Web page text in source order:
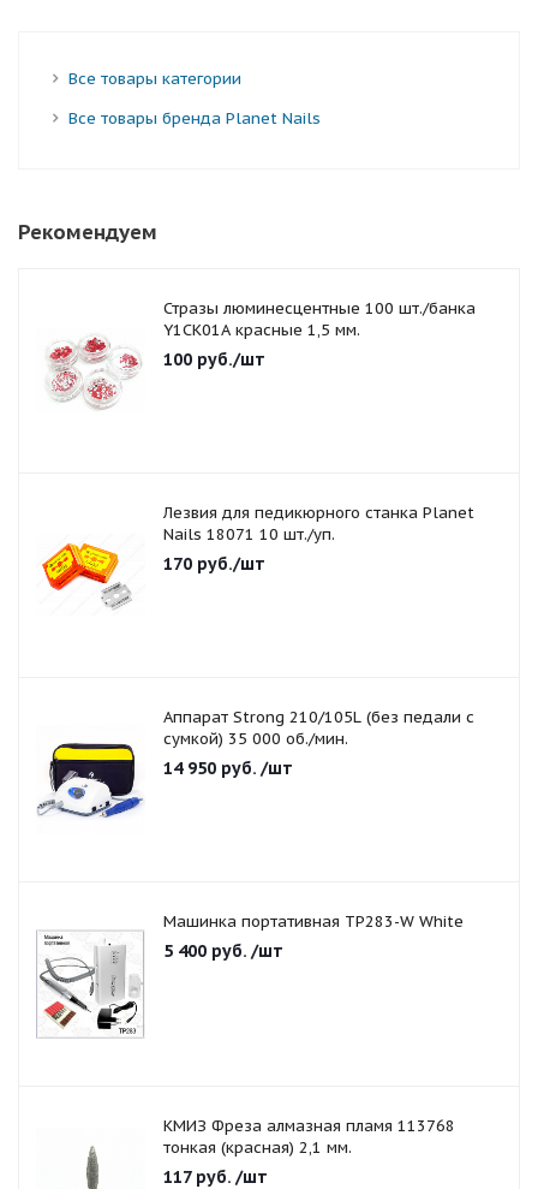
Все товары категории
Все товары бренда Planet Nails
Рекомендуем
Стразы люминесцентные 100 шт./банка
Y1CK01A красные 1,5 мм.
100 руб./шт
Лезвия для педикюрного станка Planet
Nails 18071 10 шт./уп.
170 руб./шт
Аппарат Strong 210/105L (без педали с
сумкой) 35 000 об./мин.
14 950 руб. /шт
Машинка портативная TP283-W White
5 400 руб. /шт
КМИЗ Фреза алмазная пламя 113768
тонкая (красная) 2,1 мм.
117руб. /шт